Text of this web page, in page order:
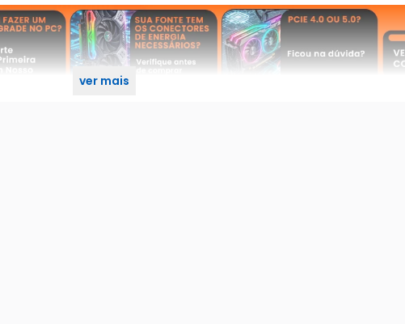
ver mais